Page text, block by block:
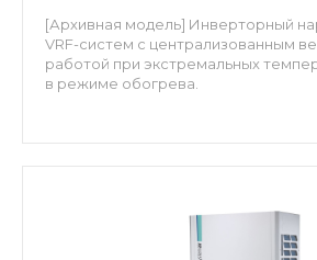
[Архивная модель] Инверторный
VRF-систем с централизованным
работой при экстремальных
в режиме обогрева.